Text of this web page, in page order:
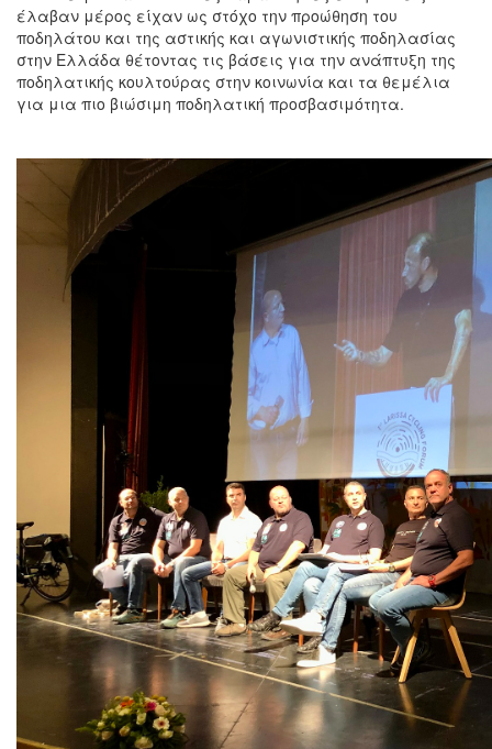
έλαβαν μέρος είχαν ως στόχο την προώθηση του
ποδηλάτου και της αστικής και αγωνιστικής ποδηλασίας
στην Ελλάδα θέτοντας τις βάσεις για την ανάπτυξη της
ποδηλατικής κουλτούρας στην κοινωνία και τα θεμέλια
για μια πιο βιώσιμη ποδηλατική προσβασιμότητα.